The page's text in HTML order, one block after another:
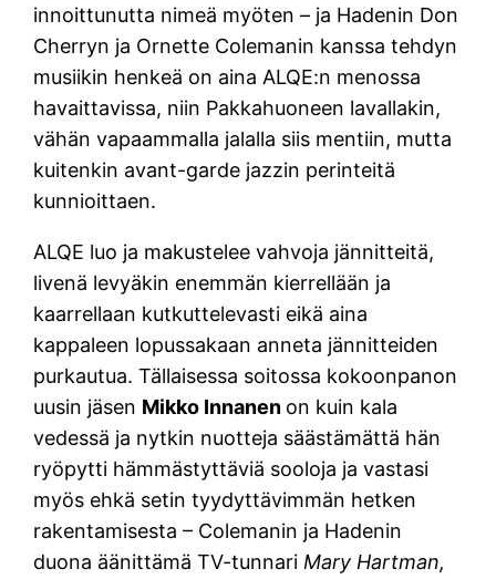
innoittunutta nimeä myöten – ja Hadenin Don
Cherryn ja Ornette Colemanin kanssa tehdyn
musiikin henkeä on aina ALQE:n menossa
havaittavissa, niin Pakkahuoneen lavallakin,
vähän vapaammalla jalalla siis mentiin, mutta
kuitenkin avant-garde jazzin perinteitä
kunnioittaen.
ALQE luo ja makustelee vahvoja jännitteitä,
livenä levyäkin enemmän kierrellään ja
kaarrellaan kutkuttelevasti eikä aina
kappaleen lopussakaan anneta jännitteiden
purkautua. Tällaisessa soitossa kokoonpanon
uusin jäsen Mikko Innanen on kuin kala
vedessä ja nytkin nuotteja säästämättä hän
ryöpytti hämmästyttäviä sooloja ja vastasi
myös ehkä setin tyydyttävimmän hetken
rakentamisesta – Colemanin ja Hadenin
duona äänittämä TV-tunnari Mary Hartman,